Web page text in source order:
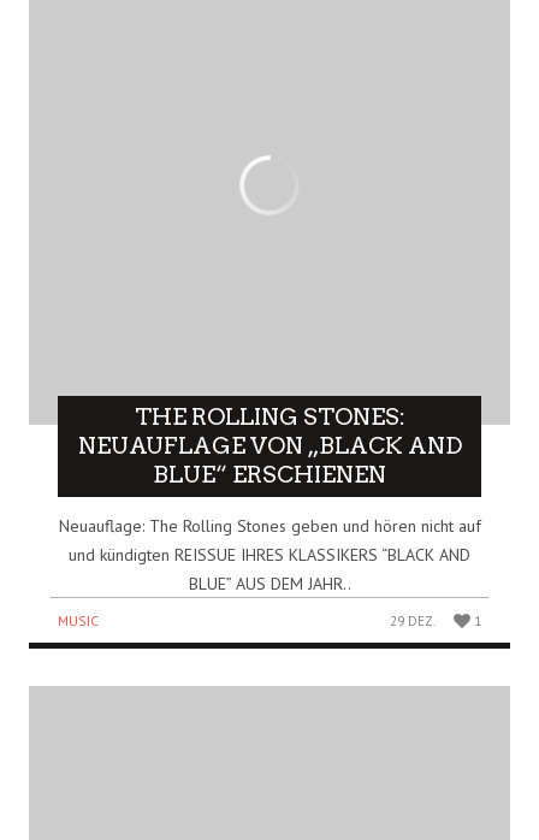
THE ROLLING STONES:
NEUAUFLAGE VON „BLACK AND
BLUE“ ERSCHIENEN
Neuauflage: The Rolling Stones geben und hören nicht auf
und kündigten REISSUE IHRES KLASSIKERS “BLACK AND
BLUE” AUS DEM JAHR..
MUSIC 29 DEZ. 1